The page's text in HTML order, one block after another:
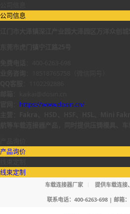
公司信息
https://www.dosin.cn/
产品询价
线束定制
车载连接器厂家
提供车载连接
联系电话：400-6263-698 | 邮箱：